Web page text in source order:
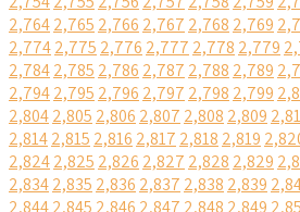
2,7642,765 2,766 2,767 2,768 2,769
2,7742,775 2,776 2,777 2,778 2,779
2,7842,785 2,786 2,787 2,788 2,789
2,7942,795 2,796 2,797 2,798 2,799
2,8042,805 2,806 2,807 2,808 2,809
2,8142,815 2,816 2,817 2,818 2,819
2,8242,825 2,826 2,827 2,828 2,829
2,8342,835 2,836 2,837 2,838 2,839